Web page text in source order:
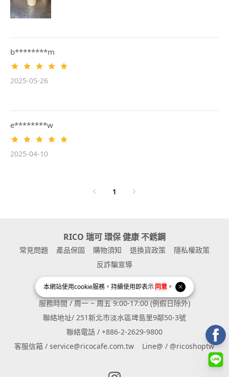
本網站使用cookie服務，持續使用即表示同意 。
b********m
2025-05-26
e********w
2025-04-10
1
RICO 瑞可 環保 健康 不銹鋼
常見問題 產品保固 購物須知 退換貨政策
隱私權政策
反詐騙宣導
與我聯繫
服務時間 / 周一 ~ 周五 9:00-17:00 (例假日除外)
聯絡地址/ 251新北市淡水區埤島里9鄰50-3號
聯絡電話 / +886-2-2629-9800
客服信箱 / service@ricocafe.com.tw
Line@ / @ricoshoptw